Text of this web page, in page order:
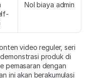
Nol biaya admin
video reguler, seri
produk di
pemasaran dengan
ini akan berakumulasi